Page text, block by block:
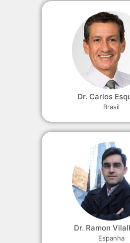
Dr. Carlos
Brasil
Dr. Ramon
Espanha